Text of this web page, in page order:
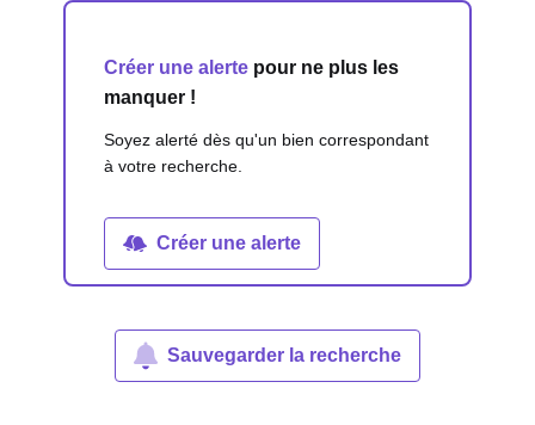
Créer une alerte pour ne plus les
manquer !
Soyez alerté dès qu'un bien correspondant
à votre recherche.
Créer une alerte
Sauvegarder la recherche